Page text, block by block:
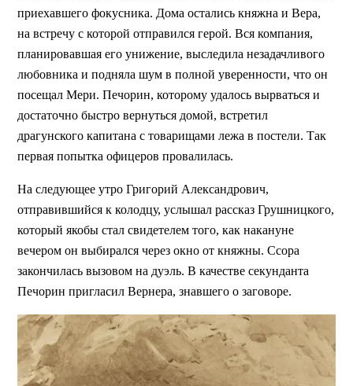
приехавшего фокусника. Дома остались княжна и Вера,
на встречу с которой отправился герой. Вся компания,
планировавшая его унижение, выследила незадачливого
любовника и подняла шум в полной уверенности, что он
посещал Мери. Печорин, которому удалось вырваться и
достаточно быстро вернуться домой, встретил
драгунского капитана с товарищами лежа в постели. Так
первая попытка офицеров провалилась.
На следующее утро Григорий Александрович,
отправившийся к колодцу, услышал рассказ Грушницкого,
который якобы стал свидетелем того, как накануне
вечером он выбирался через окно от княжны. Ссора
закончилась вызовом на дуэль. В качестве секунданта
Печорин пригласил Вернера, знавшего о заговоре.